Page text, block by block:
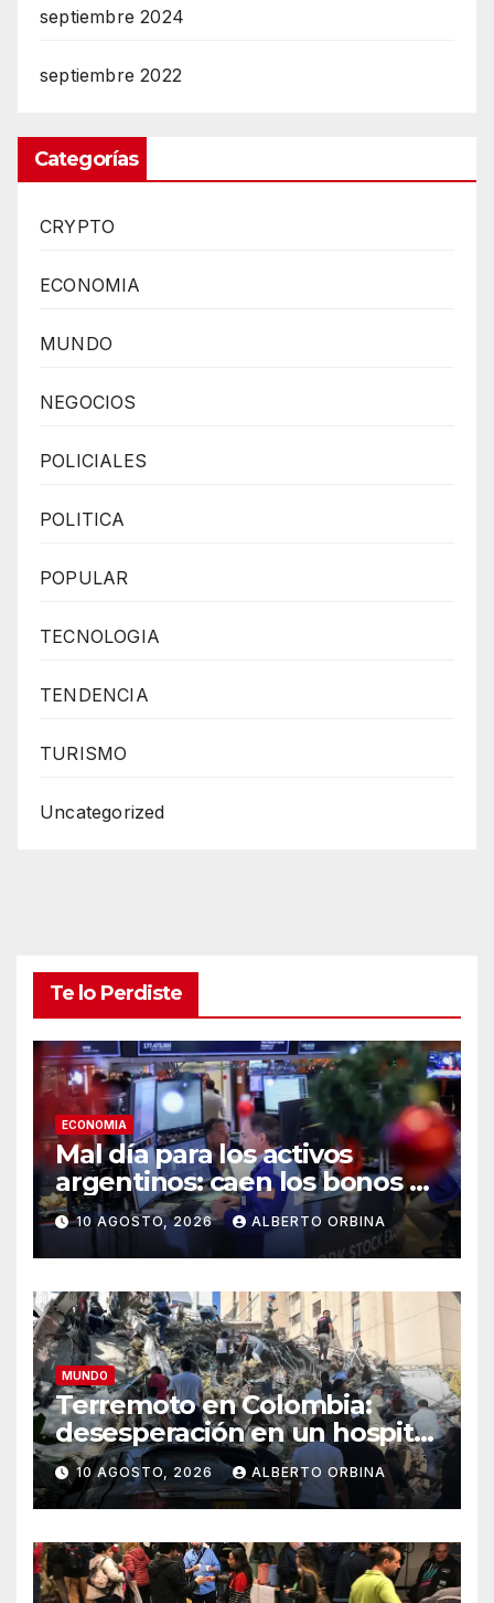
septiembre 2024
septiembre 2022
Categorías
CRYPTO
ECONOMIA
MUNDO
NEGOCIOS
POLICIALES
POLITICA
POPULAR
TECNOLOGIA
TENDENCIA
TURISMO
Uncategorized
Te lo Perdiste
ECONOMIA
Mal día para los activos
argentinos: caen los bonos y
las acciones y el riesgo país
se va a 463 puntos básicos
10 AGOSTO, 2026 ALBERTO ORBINA
MUNDO
Terremoto en Colombia:
desesperación en un hospital
de Cali por “niños atrapados”
10 AGOSTO, 2026 ALBERTO ORBINA